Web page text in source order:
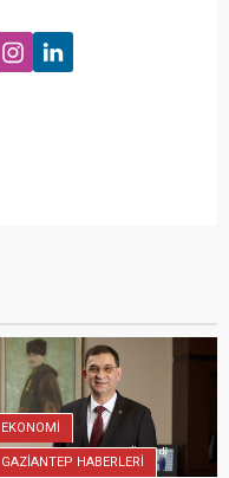
EKONOMİ
GAZİANTEP HABERLERİ